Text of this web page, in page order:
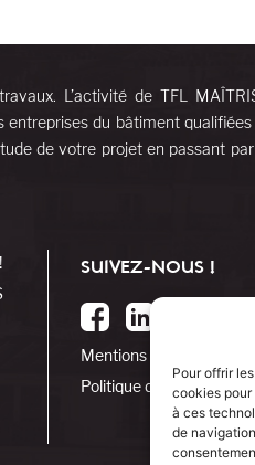
Pour offrir
cookies
à ces
de
L’activité de TFL
entreprises du bâtiment
de votre projet en passant
SUIVEZ-NOUS !
Mentions légales
Politique de cookies